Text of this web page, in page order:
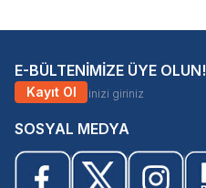
E-BÜLTENİMİZE ÜYE OLUN!
Kayıt Ol
SOSYAL MEDYA